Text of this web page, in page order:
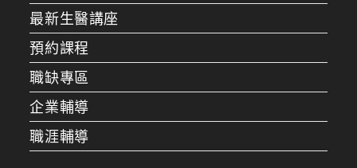
最新生醫講座
預約課程
職缺專區
企業輔導
職涯輔導